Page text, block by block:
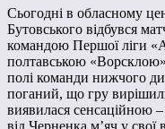
Сьогодні в обласному
Бутовського відбувся
командою Першої ліги
полтавською
полі команди нижчого
поганий, що гру
виявилася сенсаційною –